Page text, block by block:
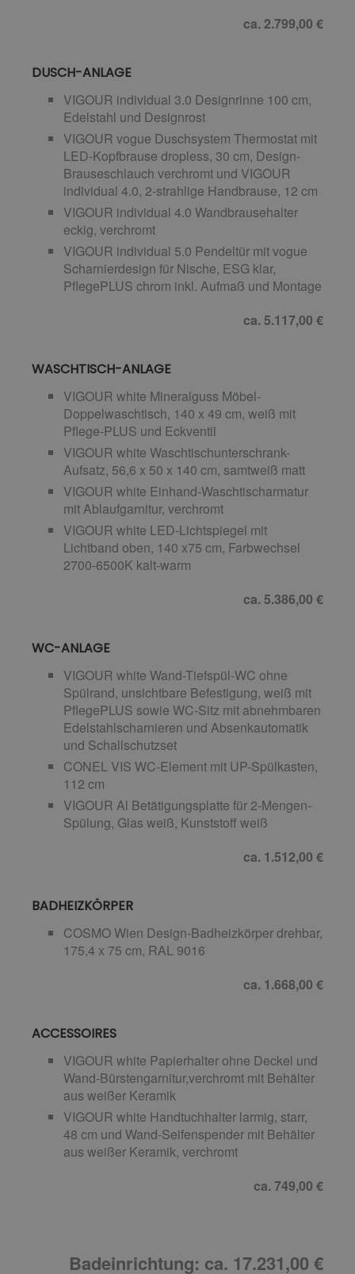
ca. 2.799,00 €
DUSCH-ANLAGE
VIGOUR individual 3.0 Designrinne 100 cm,
Edelstahl und Designrost
VIGOUR vogue Duschsystem Thermostat mit
LED-Kopfbrause dropless, 30 cm, Design-
Brauseschlauch verchromt und VIGOUR
individual 4.0, 2-strahlige Handbrause, 12 cm
VIGOUR individual 4.0 Wandbrausehalter
eckig, verchromt
VIGOUR individual 5.0 Pendeltür mit vogue
Scharnierdesign für Nische, ESG klar,
PflegePLUS chrom inkl. Aufmaß und Montage
ca. 5.117,00 €
WASCHTISCH-ANLAGE
VIGOUR white Mineralguss Möbel-
Doppelwaschtisch, 140 x 49 cm, weiß mit
Pflege-PLUS und Eckventil
VIGOUR white Waschtischunterschrank-
Aufsatz, 56,6 x 50 x 140 cm, samtweiß matt
VIGOUR white Einhand-Waschtischarmatur
mit Ablaufgarnitur, verchromt
VIGOUR white LED-Lichtspiegel mit
Lichtband oben, 140 x75 cm, Farbwechsel
2700-6500K kalt-warm
ca. 5.386,00 €
WC-ANLAGE
VIGOUR white Wand-Tiefspül-WC ohne
Spülrand, unsichtbare Befestigung, weiß mit
PflegePLUS sowie WC-Sitz mit abnehmbaren
Edelstahlscharnieren und Absenkautomatik
und Schallschutzset
CONEL VIS WC-Element mit UP-Spülkasten,
112 cm
VIGOUR Al Betätigungsplatte für 2-Mengen-
Spülung, Glas weiß, Kunststoff weiß
ca. 1.512,00 €
BADHEIZKÖRPER
COSMO Wien Design-Badheizkörper drehbar,
175,4 x 75 cm, RAL 9016
ca. 1.668,00 €
ACCESSOIRES
VIGOUR white Papierhalter ohne Deckel und
Wand-Bürstengarnitur,verchromt mit Behälter
aus weißer Keramik
VIGOUR white Handtuchhalter larmig, starr,
48 cm und Wand-Seifenspender mit Behälter
aus weißer Keramik, verchromt
ca. 749,00 €
Badeinrichtung: ca. 17.231,00 €